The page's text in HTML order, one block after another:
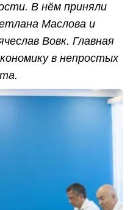
В нём приняли
Маслова и
Вовк. Главная
в непростых